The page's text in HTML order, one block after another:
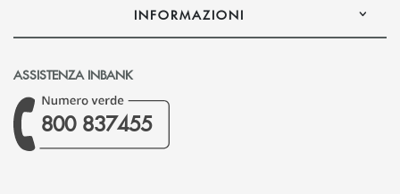
INFORMAZIONI
ASSISTENZA INBANK
800 837455